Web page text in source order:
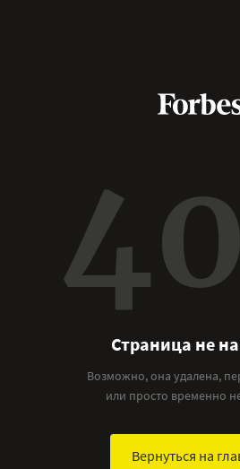
Страница не
Возможно, она удалена,
или просто временно
Вернуться на